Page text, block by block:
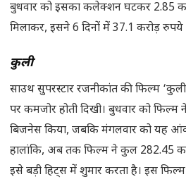
बुधवार को इसका कलेक्शन घटकर 2.85
मिलाकर, इसने 6 दिनों में 37.1 करोड़
कुली
साउथ सुपरस्टार रजनीकांत की फिल्म
पर कमजोर होती दिखी। बुधवार को फिल्म
बिजनेस किया, जबकि मंगलवार को यह
हालांकि, अब तक फिल्म ने कुल 282.45
इसे बड़ी हिट्स में शुमार करता है। इस